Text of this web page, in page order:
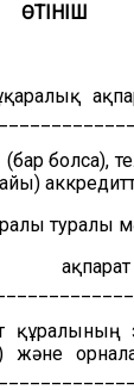
ӨТІНІШ
(бар болса),
туралы
және